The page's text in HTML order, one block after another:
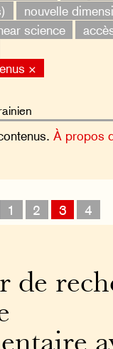
nouvelle
science
×
À propos
1 2 3 4
de